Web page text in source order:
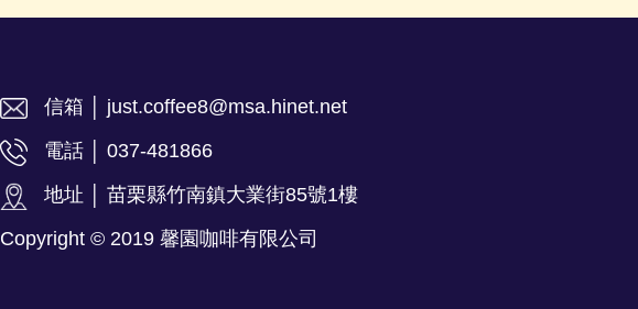
信箱 │ just.coffee8@msa.hinet.net
電話 │ 037-481866
地址 │ 苗栗縣竹南鎮大業街85號1樓
Copyright © 2019 馨園咖啡有限公司